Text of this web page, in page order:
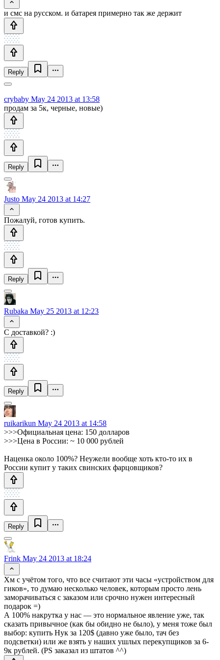
и смс на русском. и батарея примерно так же держит
Reply
crybaby May 24 2013 at 13:58
продам за 5к, черные, новые)
Reply
Justo May 24 2013 at 14:27
Пожалуй, готов купить.
Reply
Rubaka May 25 2013 at 12:23
С доставкой? :)
Reply
ruikarikun May 24 2013 at 14:58
>>>Официальная цена: 150 долларов
>>>Цена в России: ~ 10 000 рублей
Наценка около 100%? Неужели вообще хоть кто-то их в
России купит у таких свинских фарцовщиков?
Reply
Frink May 24 2013 at 18:24
Хм с учётом того, что все считают эти часы «устройством для
гиков», то думаю несколько человек, которым просто лень
заморачиваться с заказом или срочно нужен интересный
подарок =)
А 100% накрутка у нас — это нормальное явление уже, так
сказать привычное (как бы обидно не было), у меня тоже был
выбор: купить Нук за 120$ (давно уже было, тач без
подсветки) или же взять у наших ушлых перекупщиков за 6-
9к рублей. (PS заказал из штатов ^^)